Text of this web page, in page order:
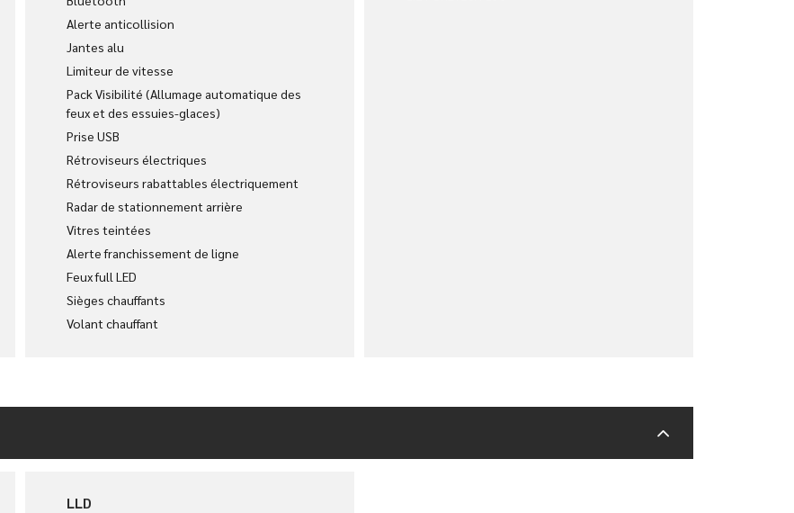
Alerte anticollision
Jantes alu
Limiteur de vitesse
Pack Visibilité (Allumage automatique des
feux et des essuies-glaces)
Prise USB
Rétroviseurs électriques
Rétroviseurs rabattables électriquement
Radar de stationnement arrière
Vitres teintées
Alerte franchissement de ligne
Feux full LED
Sièges chauffants
Volant chauffant
LLD